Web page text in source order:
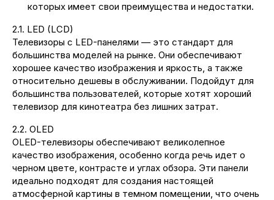
которых имеет свои преимущества и недостатки.
2.1. LED (LCD)
Телевизоры с LED-панелями — это стандарт для
большинства моделей на рынке. Они обеспечивают
хорошее качество изображения и яркость, а также
относительно дешевы в обслуживании. Подойдут для
большинства пользователей, которые хотят хороший
телевизор для кинотеатра без лишних затрат.
2.2. OLED
OLED-телевизоры обеспечивают великолепное
качество изображения, особенно когда речь идет о
черном цвете, контрасте и углах обзора. Эти панели
идеально подходят для создания настоящей
атмосферной картины в темном помещении, что очень